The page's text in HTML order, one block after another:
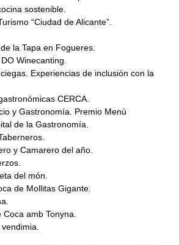
sostenible.
“Ciudad de Alicante”.
la Tapa en Fogueres.
Winecanting.
Experiencias de inclusión con la
CERCA.
y Gastronomía. Premio Menú
de la Gastronomía.
y Camarero del año.
del món.
de Mollitas Gigante.
amb Tonyna.